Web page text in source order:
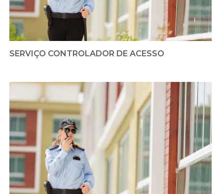
SERVIÇO CONTROLADOR DE ACESSO